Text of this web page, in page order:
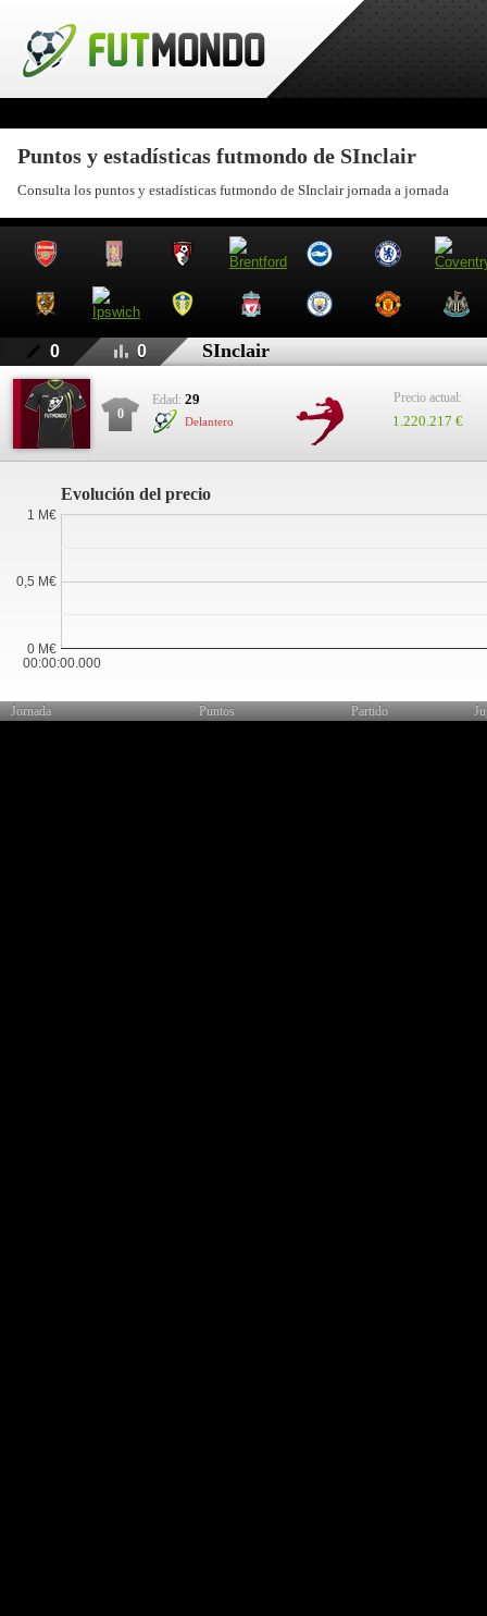
Puntos y estadísticas futmondo de SInclair
Consulta los puntos y estadísticas futmondo de SInclair jornada a jornada
0 0 SInclair
0
Edad: 29
Delantero
Precio actual:
1.220.217 €
Evolución del precio
00:00:00.000
0 M€
0,5 M€
1 M€
Jornada Puntos Partido